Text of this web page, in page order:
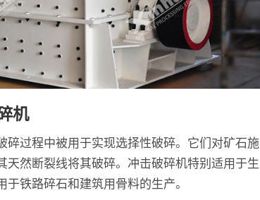
机
碎过程中被用于实现选择性破碎。它们对矿石施
天然断裂线将其破碎。冲击破碎机特别适用于生
铁路碎石和建筑用骨料的生产。